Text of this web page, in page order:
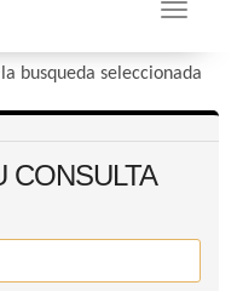
Toggle
busqueda seleccionada
CONSULTA